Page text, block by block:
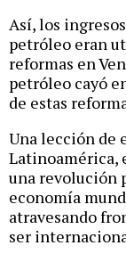
Así, los
petróleo eran
reformas en
petróleo cayó
de estas
Una lección de
Latinoamérica,
una revolución
economía
atravesando
ser